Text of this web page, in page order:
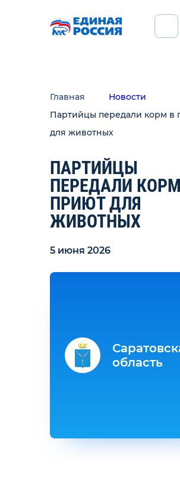
Главная
Новости
Партийцы передали корм в
для животных
ПАРТИЙЦЫ
ПЕРЕДАЛИ
ПРИЮТ ДЛЯ
ЖИВОТНЫХ
5 июня 2026
область